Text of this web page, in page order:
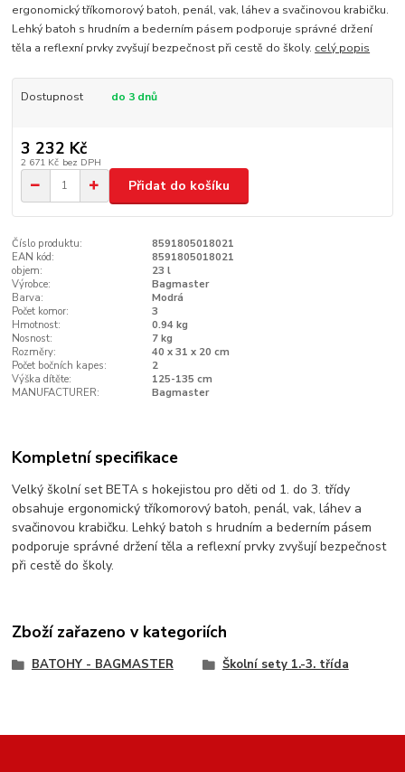
ergonomický tříkomorový batoh, penál, vak, láhev a svačinovou krabičku.
Lehký batoh s hrudním a bederním pásem podporuje správné držení
těla a reflexní prvky zvyšují bezpečnost při cestě do školy. celý popis
Dostupnost do 3 dnů
3 232 Kč
2 671 Kč bez DPH
Přidat do košíku
Číslo produktu:
8591805018021
EAN kód:
8591805018021
objem:
23 l
Výrobce:
Bagmaster
Barva:
Modrá
Počet komor:
3
Hmotnost:
0.94 kg
Nosnost:
7 kg
Rozměry:
40 x 31 x 20 cm
Počet bočních kapes:
2
Výška dítěte:
125-135 cm
MANUFACTURER:
Bagmaster
Kompletní specifikace
Velký školní set BETA s hokejistou pro děti od 1. do 3. třídy
obsahuje ergonomický tříkomorový batoh, penál, vak, láhev a
svačinovou krabičku. Lehký batoh s hrudním a bederním pásem
podporuje správné držení těla a reflexní prvky zvyšují bezpečnost
při cestě do školy.
Zboží zařazeno v kategoriích
BATOHY - BAGMASTER Školní sety 1.-3. třída